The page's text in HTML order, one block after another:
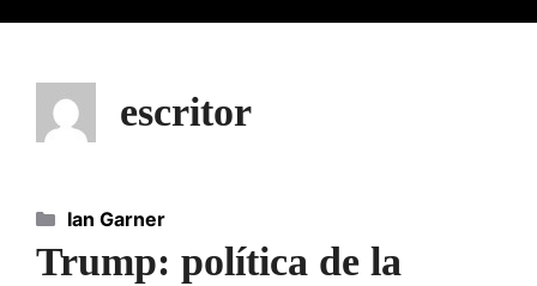
escritor
Trump: política de la
Categorías
Ian Garner